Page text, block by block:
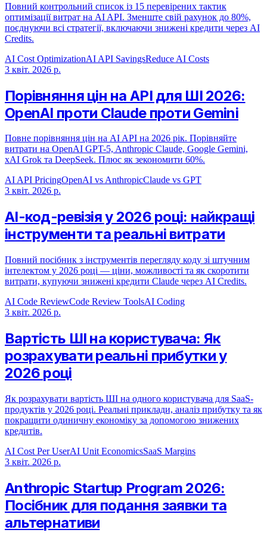
Повний контрольний список із 15 перевірених тактик
оптимізації витрат на AI API. Зменште свій рахунок до 80%,
поєднуючи всі стратегії, включаючи знижені кредити через AI
Credits.
AI Cost OptimizationAI API SavingsReduce AI Costs
3 квіт. 2026 р.
Порівняння цін на API для ШІ 2026:
OpenAI проти Claude проти Gemini
Повне порівняння цін на AI API на 2026 рік. Порівняйте
витрати на OpenAI GPT-5, Anthropic Claude, Google Gemini,
xAI Grok та DeepSeek. Плюс як зекономити 60%.
AI API PricingOpenAI vs AnthropicClaude vs GPT
3 квіт. 2026 р.
AI-код-ревізія у 2026 році: найкращі
інструменти та реальні витрати
Повний посібник з інструментів перегляду коду зі штучним
інтелектом у 2026 році — ціни, можливості та як скоротити
витрати, купуючи знижені кредити Claude через AI Credits.
AI Code ReviewCode Review ToolsAI Coding
3 квіт. 2026 р.
Вартість ШІ на користувача: Як
розрахувати реальні прибутки у
2026 році
Як розрахувати вартість ШІ на одного користувача для SaaS-
продуктів у 2026 році. Реальні приклади, аналіз прибутку та як
покращити одиничну економіку за допомогою знижених
кредитів.
AI Cost Per UserAI Unit EconomicsSaaS Margins
3 квіт. 2026 р.
Anthropic Startup Program 2026:
Посібник для подання заявки та
альтернативи